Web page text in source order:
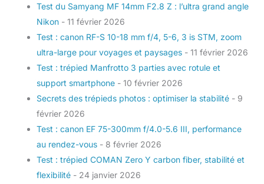
Test du Samyang MF 14mm F2.8 Z : l’ultra grand angle
Nikon - 11 février 2026
Test : canon RF-S 10-18 mm f/4, 5-6, 3 is STM, zoom
ultra-large pour voyages et paysages - 11 février 2026
Test : trépied Manfrotto 3 parties avec rotule et
support smartphone - 10 février 2026
Secrets des trépieds photos : optimiser la stabilité - 9
février 2026
Test : canon EF 75-300mm f/4.0-5.6 III, performance
au rendez-vous - 8 février 2026
Test : trépied COMAN Zero Y carbon fiber, stabilité et
flexibilité - 24 janvier 2026